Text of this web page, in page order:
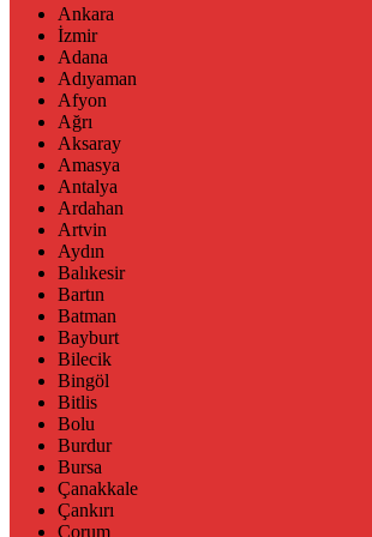
Ankara
İzmir
Adana
Adıyaman
Afyon
Ağrı
Aksaray
Amasya
Antalya
Ardahan
Artvin
Aydın
Balıkesir
Bartın
Batman
Bayburt
Bilecik
Bingöl
Bitlis
Bolu
Burdur
Bursa
Çanakkale
Çankırı
Çorum